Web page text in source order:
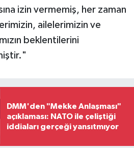
izin vermemiş, her zaman
ailelerimizin ve
beklentilerini
DMM'den "Mekke Anlaşması"
açıklaması: NATO ile çeliştiği
iddiaları gerçeği yansıtmıyor